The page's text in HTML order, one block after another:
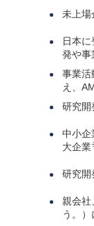
未上場
日本
発や事
事業活
え、
研究開
中小企
大企業
研究開
親会社
う。